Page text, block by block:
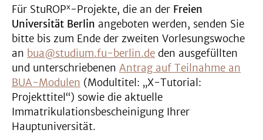
Für StuROPx-Projekte, die an der Freien
Universität Berlin angeboten werden, senden Sie
bitte bis zum Ende der zweiten Vorlesungswoche
an bua@studium.fu-berlin.de den ausgefüllten
und unterschriebenen Antrag auf Teilnahme an
BUA-Modulen (Modultitel: „X-Tutorial:
Projekttitel“) sowie die aktuelle
Immatrikulationsbescheinigung Ihrer
Hauptuniversität.